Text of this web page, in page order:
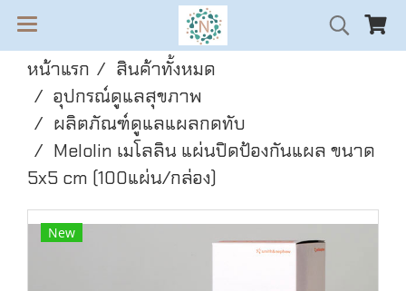
หน้าแรก
สินค้าทั้งหมด
อุปกรณ์ดูแลสุขภาพ
ผลิตภัณฑ์ดูแลแผลกดทับ
Melolin เมโลลิน แผ่นปิดป้องกันแผล ขนาด
5x5 cm (100แผ่น/กล่อง)
New